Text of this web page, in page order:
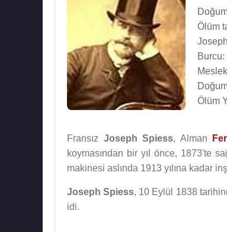
Ölüm
Burcu:
Ölüm
Fransız Joseph Spiess, Alman
koymasından bir yıl önce, 1873'te
makinesi aslında 1913 yılına kadar
Joseph Spiess, 10 Eylül 1838
idi.